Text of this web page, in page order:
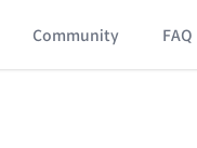
Community FAQ